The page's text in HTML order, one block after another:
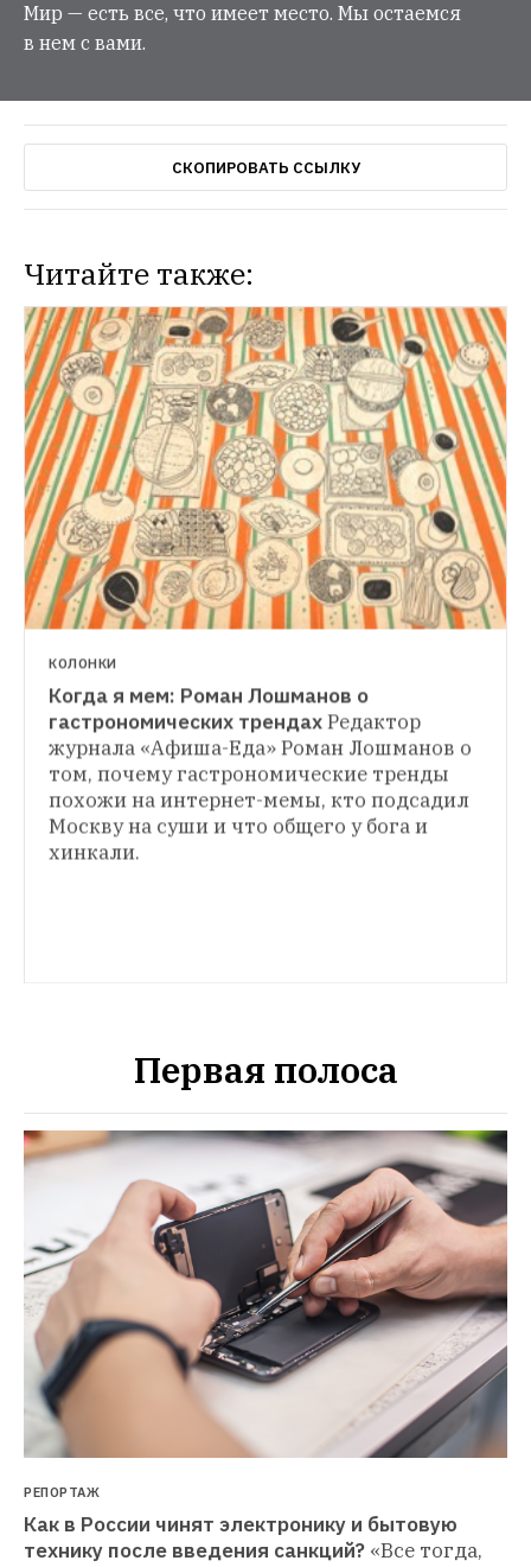
Мир — есть все, что имеет место. Мы остаемся
в нем с вами.
СКОПИРОВАТЬ ССЫЛКУ
Читайте также:
КОЛОНКИ
Когда я мем: Роман Лошманов о
гастрономических трендах Редактор
журнала «Афиша-Еда» Роман Лошманов о
том, почему гастрономические тренды
похожи на интернет-мемы, кто подсадил
Москву на суши и что общего у бога и
хинкали.
Первая полоса
РЕПОРТАЖ
Как в России чинят электронику и бытовую
технику после введения санкций? «Все тогда,